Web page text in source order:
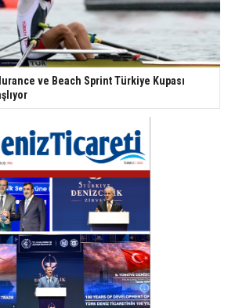
ve Beach Sprint Türkiye Kupası